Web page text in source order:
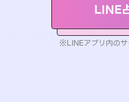
LINE
※LINEアプリ内のサ